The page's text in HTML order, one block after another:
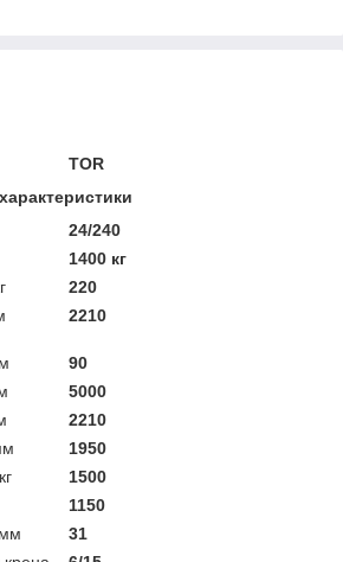
TOR
24/240
1400 кг
220
2210
90
5000
2210
1950
1500
1150
31